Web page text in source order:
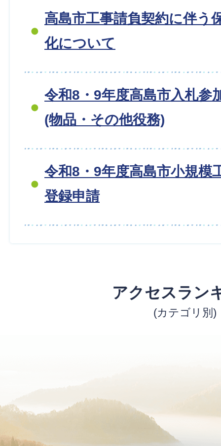
高島市工事請負契約に伴う
化について
令和8・9年度高島市入札参
(物品・その他役務)
令和8・9年度高島市小規模
登録申請
アクセスラン
(カテゴリ別)